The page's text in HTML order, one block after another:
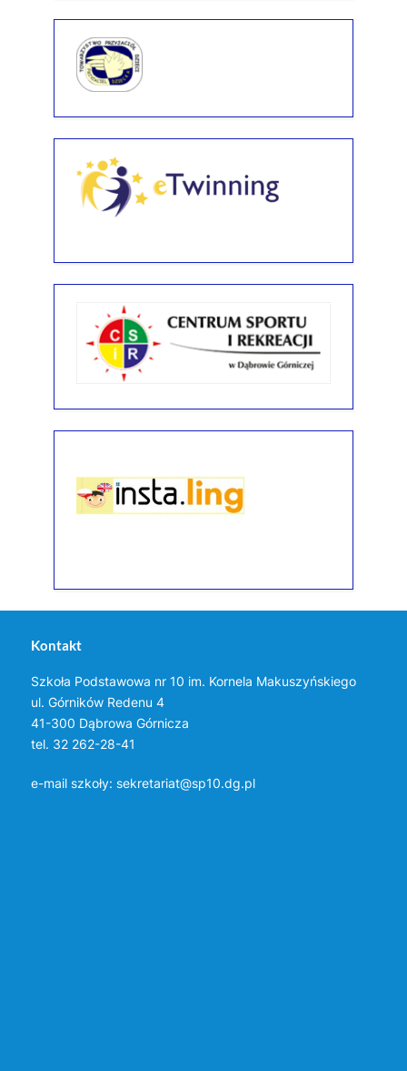
Kontakt
Szkoła Podstawowa nr 10 im. Kornela Makuszyńskiego
ul. Górników Redenu 4
41-300 Dąbrowa Górnicza
tel. 32 262-28-41
e-mail szkoły: sekretariat@sp10.dg.pl